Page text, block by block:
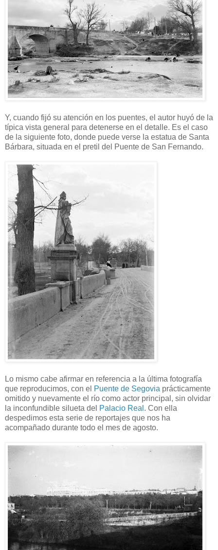
Y, cuando fijó su atención en los puentes, el autor huyó de la
típica vista general para detenerse en el detalle. Es el caso
de la siguiente foto, donde puede verse la estatua de Santa
Bárbara, situada en el pretil del Puente de San Fernando.
Lo mismo cabe afirmar en referencia a la última fotografía
que reproducimos, con el Puente de Segovia prácticamente
omitido y nuevamente el río como actor principal, sin olvidar
la inconfundible silueta del Palacio Real . Con ella
despedimos esta serie de reportajes que nos ha
acompañado durante todo el mes de agosto.